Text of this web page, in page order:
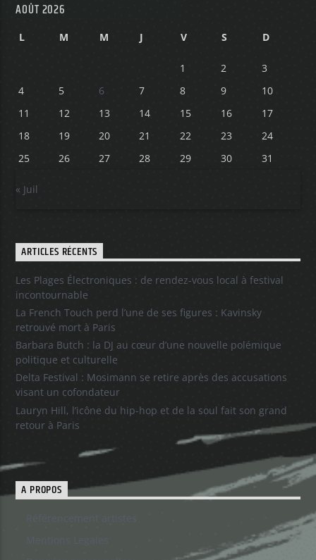
AOÛT 2026
L M M J V S D
1 2
3
4
5 6 7 8 9
10
11
12 13 14 15 16
17
18
19 20 21 22 23
24
25
26 27 28 29 30 31
« Juil
ARTICLES RÉCENTS
Les Plages Électroniques : de rendez-vous local à festival
incontournable
La French Touch perd l’une de ses figures : Kavinsky
retrouvé mort à Paris
Barbara Butch : la DJ au cœur d’une nouvelle polémique
politique et culturelle
Delta Festival : Mosimann se retire après des accusations
visant un cofondateur
Lauryn Hill, l’icône du hip-hop et de la soul fait son grand
retour à Paris
A PROPOS